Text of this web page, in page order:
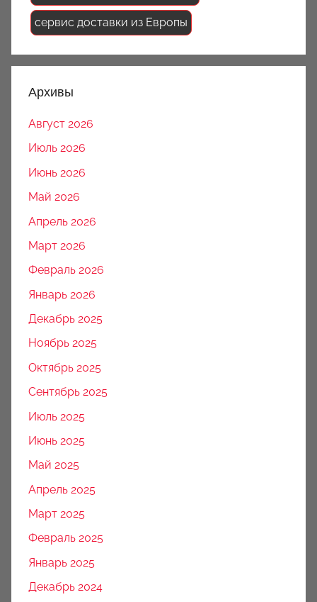
сервис доставки из Европы
Архивы
Август 2026
Июль 2026
Июнь 2026
Май 2026
Апрель 2026
Март 2026
Февраль 2026
Январь 2026
Декабрь 2025
Ноябрь 2025
Октябрь 2025
Сентябрь 2025
Июль 2025
Июнь 2025
Май 2025
Апрель 2025
Март 2025
Февраль 2025
Январь 2025
Декабрь 2024